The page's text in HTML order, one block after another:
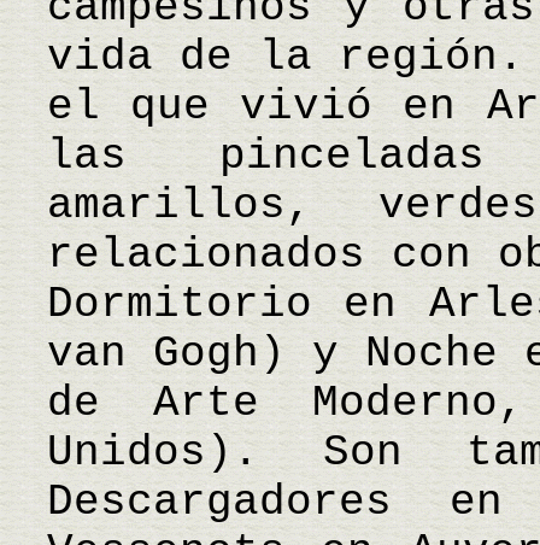
vida de la región.
el que vivió en
las
amarillos,
relacionados con
Dormitorio en
van Gogh) y
de Arte
Unidos). Son
Descargadores